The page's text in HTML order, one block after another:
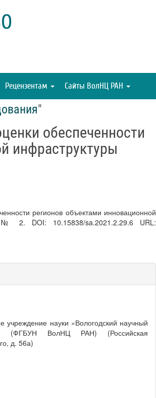
Рецензентам Сайты ВолНЦ РАН
"
обеспеченности
инфраструктуры
регионов объектами инновационной
2. DOI: 10.15838/sa.2021.2.29.6 URL:
учреждение науки «Вологодский научный
(ФГБУН ВолНЦ РАН) (Российская
д. 56а)